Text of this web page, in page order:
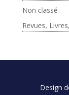
Non classé
Revues,
Design